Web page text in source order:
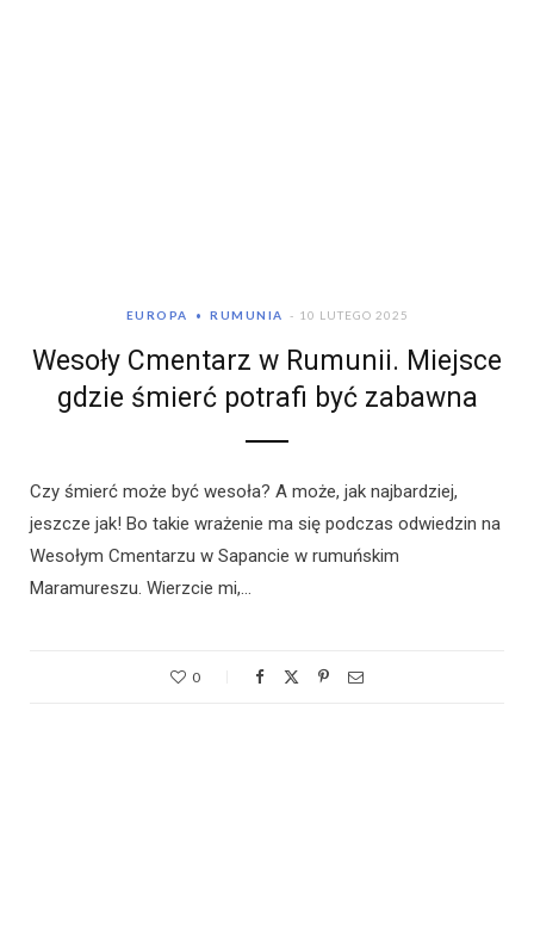
EUROPA RUMUNIA 10 LUTEGO 2025
Wesoły Cmentarz w Rumunii. Miejsce
gdzie śmierć potrafi być zabawna
Czy śmierć może być wesoła? A może, jak najbardziej,
jeszcze jak! Bo takie wrażenie ma się podczas odwiedzin na
Wesołym Cmentarzu w Sapancie w rumuńskim
Maramureszu. Wierzcie mi,…
0